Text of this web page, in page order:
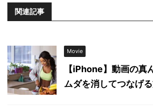
関連記事
Movie
【iPhone】動画の真
ムダを消してつなげる